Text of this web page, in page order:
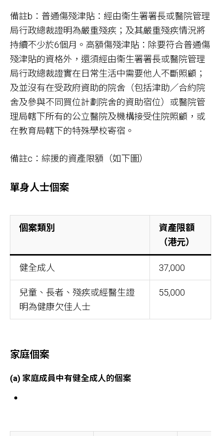
備註b：普通傷殘津貼：經由衞生署署長或醫院管理
局行政總裁證明為嚴重殘疾；及其嚴重殘疾情況將
持續不少於6個月。高額傷殘津貼：除要符合普通傷
殘津貼的資格外，還須經由衞生署署長或醫院管理
局行政總裁證實在日常生活中需要他人不斷照顧；
及並沒有在受政府資助的院舍（包括津助／合約院
舍及參與不同買位計劃院舍的資助宿位）或醫院管
理局轄下所有的公立醫院及機構接受住院照顧，或
在教育局轄下的特殊學校寄宿。
備註c：綜援的資產限額（如下圖）
單身人士個案
個案類別
資產限額
（港元）
健全成人 37,000
兒童、長者、殘疾或經醫生證
明為健康欠佳人士
55,000
家庭個案
(a) 家庭成員中有健全成人的個案